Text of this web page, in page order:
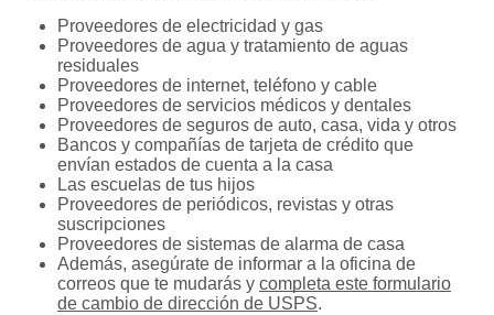
Proveedores de electricidad y gas
Proveedores de agua y tratamiento de aguas
residuales
Proveedores de internet, teléfono y cable
Proveedores de servicios médicos y dentales
Proveedores de seguros de auto, casa, vida y otros
Bancos y compañías de tarjeta de crédito que
envían estados de cuenta a la casa
Las escuelas de tus hijos
Proveedores de periódicos, revistas y otras
suscripciones
Proveedores de sistemas de alarma de casa
Además, asegúrate de informar a la oficina de
correos que te mudarás y completa este formulario
de cambio de dirección de USPS.